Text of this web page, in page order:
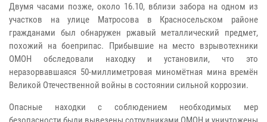
Двумя часами позже, около 16.10, вблизи забора на одном из
участков на улице Матросова в Красносельском районе
гражданами был обнаружен ржавый металлический предмет,
похожий на боеприпас. Прибывшие на место взрывотехники
ОМОН обследовали находку и установили, что это
неразорвавшаяся 50-миллиметровая миномётная мина времён
Великой Отечественной войны в состоянии сильной коррозии.
Опасные находки с соблюдением необходимых мер